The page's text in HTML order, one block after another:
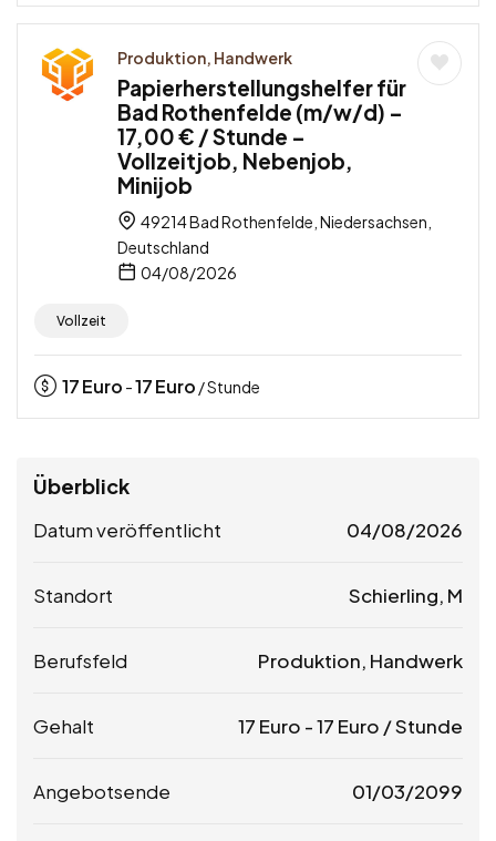
Produktion, Handwerk
Papierherstellungshelfer für
Bad Rothenfelde (m/w/d) –
17,00 € / Stunde –
Vollzeitjob, Nebenjob,
Minijob
49214 Bad Rothenfelde, Niedersachsen,
Deutschland
04/08/2026
Vollzeit
17Euro -17Euro / Stunde
Überblick
Datum veröffentlicht 04/08/2026
Standort Schierling, M
Berufsfeld Produktion, Handwerk
Gehalt 17 Euro -17 Euro / Stunde
Angebotsende 01/03/2099